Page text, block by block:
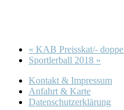
« KAB Preisskat/-
Sportlerball 2018 »
Kontakt & Impressum
Anfahrt & Karte
Datenschutzerklärung